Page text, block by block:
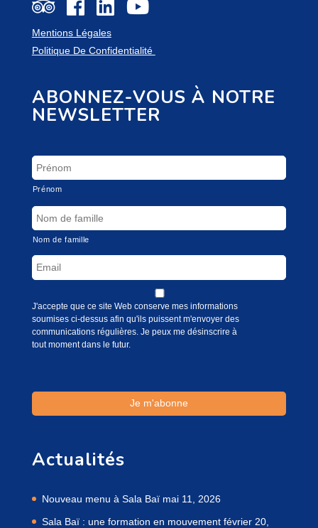
Mentions Légales
Politique De Confidentialité
ABONNEZ-VOUS À NOTRE
NEWSLETTER
Prénom
Nom de famille
J'accepte que ce site Web conserve mes informations
soumises ci-dessus afin qu'ils puissent m'envoyer des
communications régulières. Je peux me désinscrire à
tout moment dans le futur.
Actualités
Nouveau menu à Sala Baï mai 11, 2026
Sala Baï : une formation en mouvement février 20,